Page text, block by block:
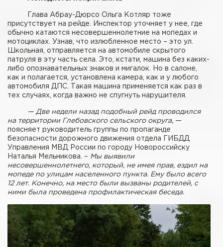
Глава Абрау-Дюрсо Ольга Котляр тоже
присутствует на рейде. Инспектор уточняет у нее, где
обычно катаются несовершеннолетние на мопедах и
мотоциклах. Узнав, что излюбленное место – это ул.
Школьная, отправляется на автомобиле скрытого
патруля в эту часть села. Это, кстати, машина без каких-
либо опознавательных знаков и мигалок. Но в салоне,
как и полагается, установлена камера, как и у любого
автомобиля ДПС. Такая машина применяется как раз в
тех случаях, когда важно не спугнуть нарушителя.
— Две недели назад подобный рейд проводился
на территории Глебовского сельского округа, —
поясняет руководитель группы по пропаганде
безопасности дорожного движения отдела ГИБДД
Управления МВД России по городу Новороссийску
Наталья Мельникова. – Мы выявили
несовершеннолетнего, который, не имея прав, ездил на
мопеде по улицам населенного пункта. Ему было всего
12 лет. Конечно, на место были вызваны родителей, с
ними была проведена профилактическая беседа.